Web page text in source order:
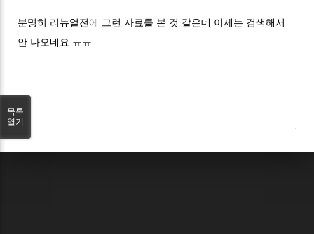
분명히 리뉴얼전에 그런 자료를 본 것 같은데 이제는 검색해서
안 나오네요 ㅠㅠ
목록
열기